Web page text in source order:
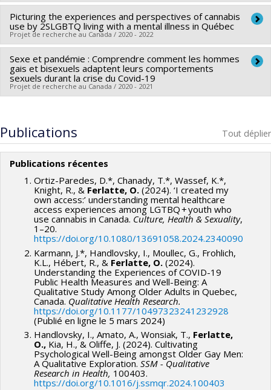
du Canada
Programmes de subvention :PVXXXXXX-Subvention
catalyseur
Chercheur principal : Olivier Ferlatte
Co-chercheurs : Janie Houle
Sources de financement :MSSS/Ministère de la Santé et des
Services sociaux
Programmes de subvention :
Picturing the experiences and perspectives of cannabis
use by 2SLGBTQ living with a mental illness in Québec
Projet de recherche au Canada / 2020 - 2022
Sources de financement :Commission de la santé mentale
du Canada
Programmes de subvention :
Sexe et pandémie : Comprendre comment les hommes
gais et bisexuels adaptent leurs comportements
sexuels durant la crise du Covid-19
Projet de recherche au Canada / 2020 - 2021
Co-chercheurs :
Sources de financement :MSSS/Ministère de la Santé et des
Publications Tout déplier
Publications récentes
Ortiz-Paredes, D.*, Chanady, T.*, Wassef, K.*,
Knight, R., & Ferlatte, O. (2024). ‘I created my
own access:’ understanding mental healthcare
access experiences among LGTBQ + youth who
use cannabis in Canada. Culture, Health & Sexuality,
1–20.
https://doi.org/10.1080/13691058.2024.2340090
Karmann, J.*, Handlovsky, I., Moullec, G., Frohlich,
K.L., Hébert, R., & Ferlatte, O. (2024).
Understanding the Experiences of COVID-19
Public Health Measures and Well-Being: A
Qualitative Study Among Older Adults in Quebec,
Canada. Qualitative Health Research.
https://doi.org/10.1177/10497323241232928
(Publié en ligne le 5 mars 2024)
Handlovsky, I., Amato, A., Wonsiak, T., Ferlatte,
O., Kia, H., & Oliffe, J. (2024). Cultivating
Psychological Well-Being amongst Older Gay Men:
A Qualitative Exploration. SSM - Qualitative
Research in Health, 100403.
https://doi.org/10.1016/j.ssmqr.2024.100403